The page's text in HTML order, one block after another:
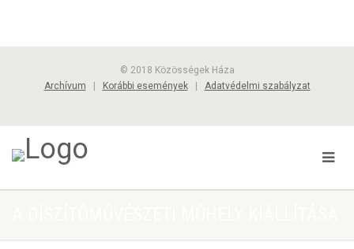
© 2018 Közösségek Háza
Archívum
Korábbi események| Adatvédelmi szabályzat